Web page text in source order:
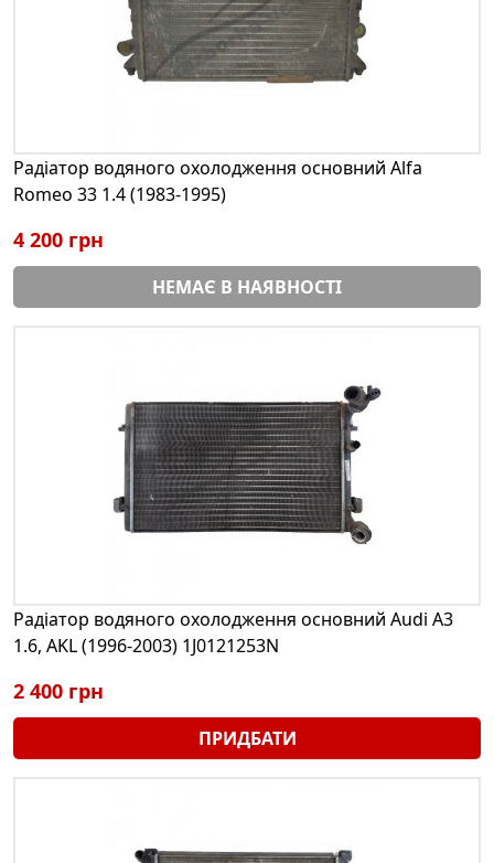
Радіатор водяного охолодження основний Alfa
Romeo 33 1.4 (1983-1995)
4 200 грн
НЕМАЄ В НАЯВНОСТІ
Радіатор водяного охолодження основний Audi A3
1.6, AKL (1996-2003) 1J0121253N
2 400 грн
ПРИДБАТИ